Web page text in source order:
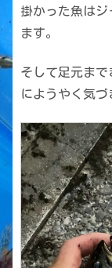
掛かった魚は
ます。
そして足元まで
にようやく気づ